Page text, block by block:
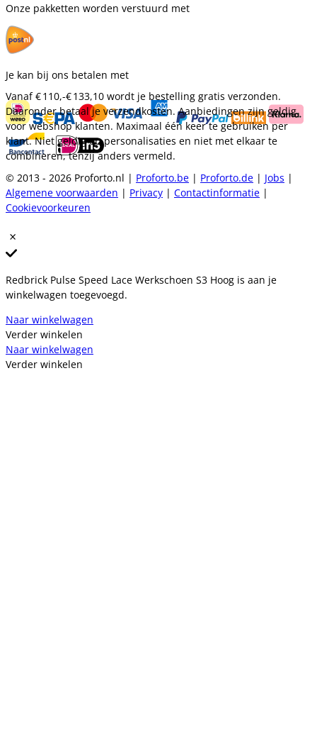
Onze pakketten worden verstuurd met
Je kan bij ons betalen met
Vanaf€ 110,-€ 133,10 wordt je bestelling gratis verzonden.
Daaronder betaal je verzendkosten. Aanbiedingen zijn geldig
voor webshop klanten. Maximaal één keer te gebruiken per
klant. Niet geldig op personalisaties en niet met elkaar te
combineren, tenzij anders vermeld.
© 2013 - 2026 Proforto.nl | Proforto.be | Proforto.de | Jobs |
Algemene voorwaarden | Privacy | Contactinformatie |
Cookievoorkeuren
Redbrick Pulse Speed Lace Werkschoen S3 Hoog is aan je
winkelwagen toegevoegd.
Naar winkelwagen
Verder winkelen
Naar winkelwagen
Verder winkelen